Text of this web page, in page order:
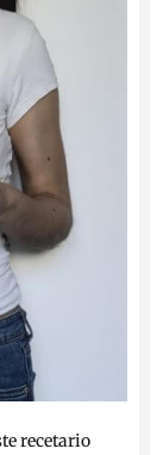
recetario